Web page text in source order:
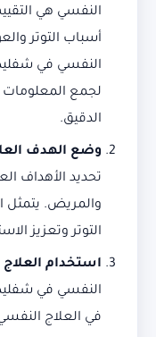
النفسي هي
أسباب التوتر
النفسي في
لجمع المعلومات
الدقيق.
وضع الهدف
تحديد الأهداف
والمريض. يتمثل
التوتر وتعزيز
استخدام
النفسي في شفليد
في العلاج